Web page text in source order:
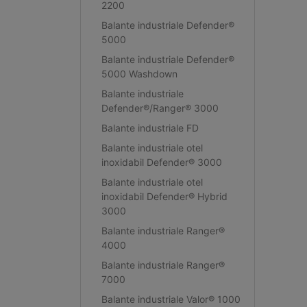
2200
Balante industriale Defender®
5000
Balante industriale Defender®
5000 Washdown
Balante industriale
Defender®/Ranger® 3000
Balante industriale FD
Balante industriale otel
inoxidabil Defender® 3000
Balante industriale otel
inoxidabil Defender® Hybrid
3000
Balante industriale Ranger®
4000
Balante industriale Ranger®
7000
Balante industriale Valor® 1000